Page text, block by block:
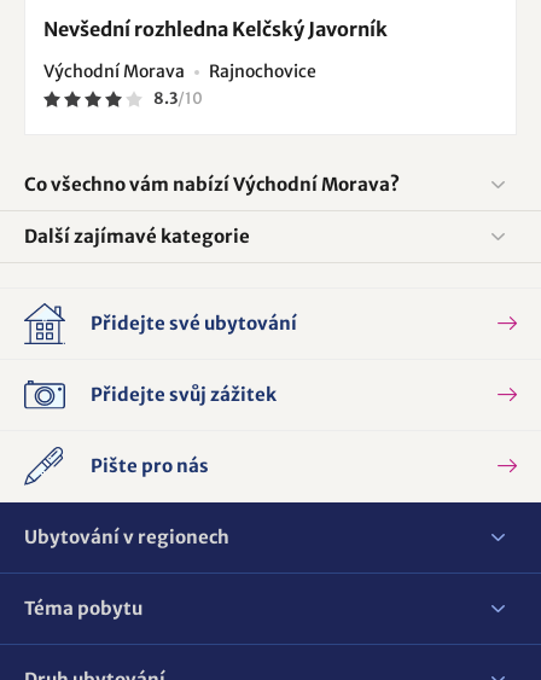
Nevšední rozhledna Kelčský Javorník
Východní Morava Rajnochovice
8.3/10
Co všechno vám nabízí Východní Morava?
Další zajímavé kategorie
Přidejte své ubytování
Přidejte svůj zážitek
Pište pro nás
Ubytování v regionech
Téma pobytu